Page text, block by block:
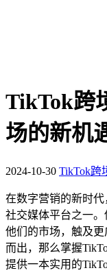
TikTok跨
场的新机
2024-10-30 TikTok跨
在数字营销的新时
社交媒体平台之一
他们的市场，触及
而出，那么掌握
提供一本实用的